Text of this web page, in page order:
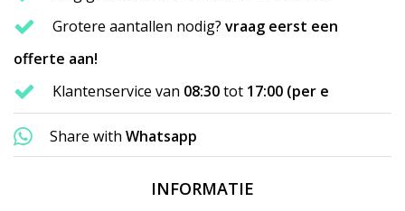
Grotere aantallen nodig? vraag eerst een
offerte aan!
Klantenservice van 08:30tot 17:00 (per e
Share with Whatsapp
INFORMATIE